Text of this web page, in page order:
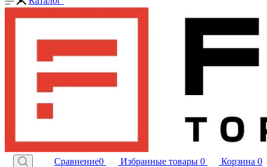
Сравнение0 Избранные товары 0 Корзина 0